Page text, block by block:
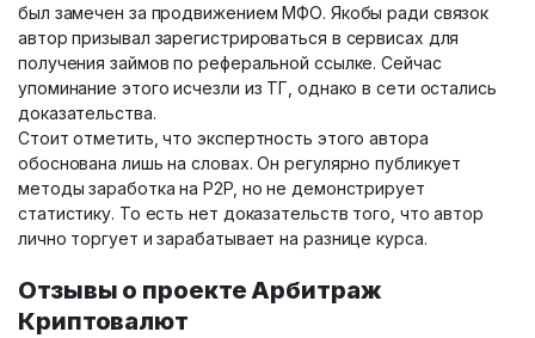
был замечен за продвижением МФО. Якобы ради связок
автор призывал зарегистрироваться в сервисах для
получения займов по реферальной ссылке. Сейчас
упоминание этого исчезли из ТГ, однако в сети остались
доказательства.
Стоит отметить, что экспертность этого автора
обоснована лишь на словах. Он регулярно публикует
методы заработка на P2P, но не демонстрирует
статистику. То есть нет доказательств того, что автор
лично торгует и зарабатывает на разнице курса.
Отзывы о проекте Арбитраж
Криптовалют